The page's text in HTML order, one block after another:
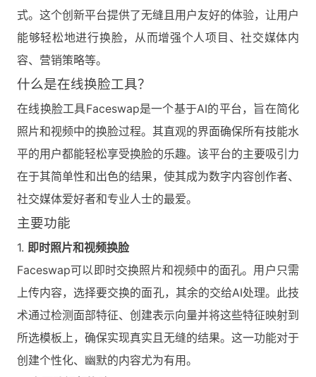
式。这个创新平台提供了无缝且用户友好的体验，让用户
能够轻松地进行换脸，从而增强个人项目、社交媒体内
容、营销策略等。
什么是在线换脸工具？
在线换脸工具Faceswap是一个基于AI的平台，旨在简化
照片和视频中的换脸过程。其直观的界面确保所有技能水
平的用户都能轻松享受换脸的乐趣。该平台的主要吸引力
在于其简单性和出色的结果，使其成为数字内容创作者、
社交媒体爱好者和专业人士的最爱。
主要功能
1. 即时照片和视频换脸
Faceswap可以即时交换照片和视频中的面孔。用户只需
上传内容，选择要交换的面孔，其余的交给AI处理。此技
术通过检测面部特征、创建表示向量并将这些特征映射到
所选模板上，确保实现真实且无缝的结果。这一功能对于
创建个性化、幽默的内容尤为有用。